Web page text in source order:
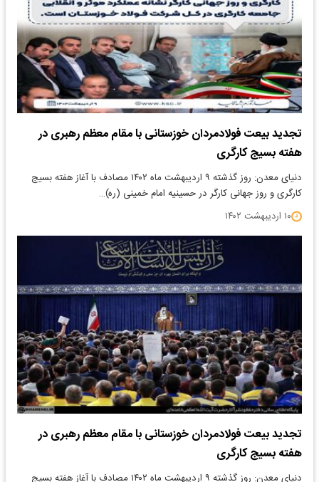
تجدید بیعت فولادمردان خوزستانی با مقام‌ معظم رهبری در
هفته بسیج کارگری
دنیای معدن: روز گذشته ۹ اردیبهشت ماه ۱۴۰۲ مصادف با آغاز هفته بسیج
کارگری و‌ روز جهانی کارگر در حسینیه امام خمینی (ره)…
۱۰ اردیبهشت ۱۴۰۲
تجدید بیعت فولادمردان خوزستانی با مقام‌ معظم رهبری در
هفته بسیج کارگری
دنیای معدن: روز گذشته ۹ اردیبهشت ماه ۱۴۰۲ مصادف با آغاز هفته بسیج